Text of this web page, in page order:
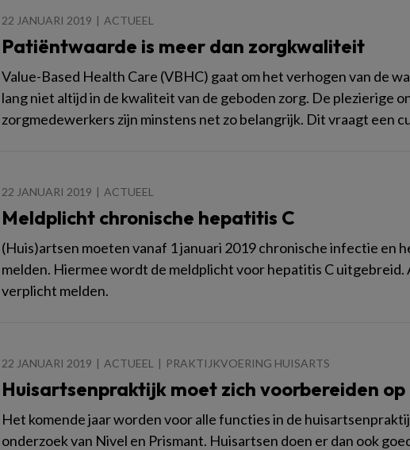
22 JANUARI 2019 ACTUEEL
Patiëntwaarde is meer dan zorgkwaliteit
Value-Based Health Care (VBHC) gaat om het verhogen van de
lang niet altijd in de kwaliteit van de geboden zorg. De plezierige
zorgmedewerkers zijn minstens net zo belangrijk. Dit vraagt een
22 JANUARI 2019 ACTUEEL
Meldplicht chronische hepatitis C
(Huis)artsen moeten vanaf 1 januari 2019 chronische infectie en
melden. Hiermee wordt de meldplicht voor hepatitis C
verplicht melden.
22 JANUARI 2019 ACTUEEL PRAKTIJKVOERING HUISARTS
Huisartsenpraktijk moet zich voorbereiden
Het komende jaar worden voor alle functies in de
onderzoek van Nivel en Prismant. Huisartsen doen er dan ook